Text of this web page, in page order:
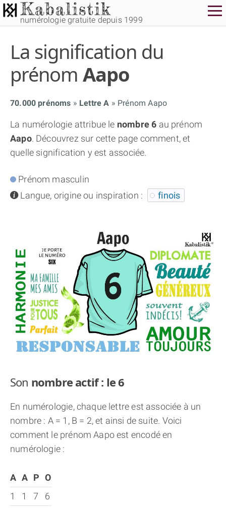
numérologie gratuite depuis 1999
La signification du
prénom Aapo
70.000 prénoms Lettre A Prénom Aapo
La numérologie attribue le nombre 6 au prénom
Aapo. Découvrez sur cette page comment, et
quelle signification y est associée.
Prénom masculin
infoLangue, origine ou inspiration : finois
Son nombre actif : le 6
En numérologie, chaque lettre est associée à un
nombre : A = 1, B = 2, et ainsi de suite. Voici
comment le prénom Aapo est encodé en
numérologie :
A A P O
1
1 7 6
THÈME GRATUIT
THÈME NUMÉROLOGIQUE APPROFONDI
THÈME TEMPOREL
NUMÉROSCOPE
THÈME « DOUBLE JE »
APPRENDRE LA NUMÉROLOGIE
EXPLORER LA NUMÉROLOGIE
70.000 PRÉNOMS